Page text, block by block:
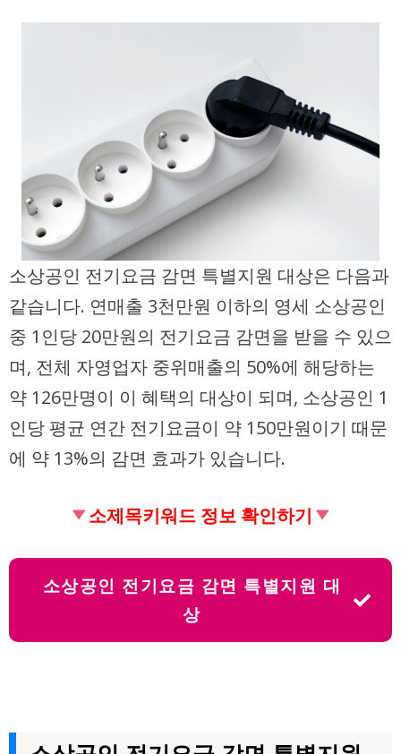
소상공인 전기요금 감면 특별지원 대상은 다음과
같습니다. 연매출 3천만원 이하의 영세 소상공인
중 1인당 20만원의 전기요금 감면을 받을 수 있으
며, 전체 자영업자 중위매출의 50%에 해당하는
약 126만명이 이 혜택의 대상이 되며, 소상공인 1
인당 평균 연간 전기요금이 약 150만원이기 때문
에 약 13%의 감면 효과가 있습니다.
소제목키워드 정보 확인하기
소상공인 전기요금 감면 특별지원 대
상